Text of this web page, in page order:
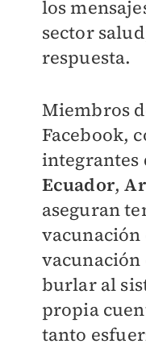
los
sector
respuesta.
Miembros
Facebook,
integrantes
Ecuador,
aseguran
vacunación
burlar al
propia
tanto